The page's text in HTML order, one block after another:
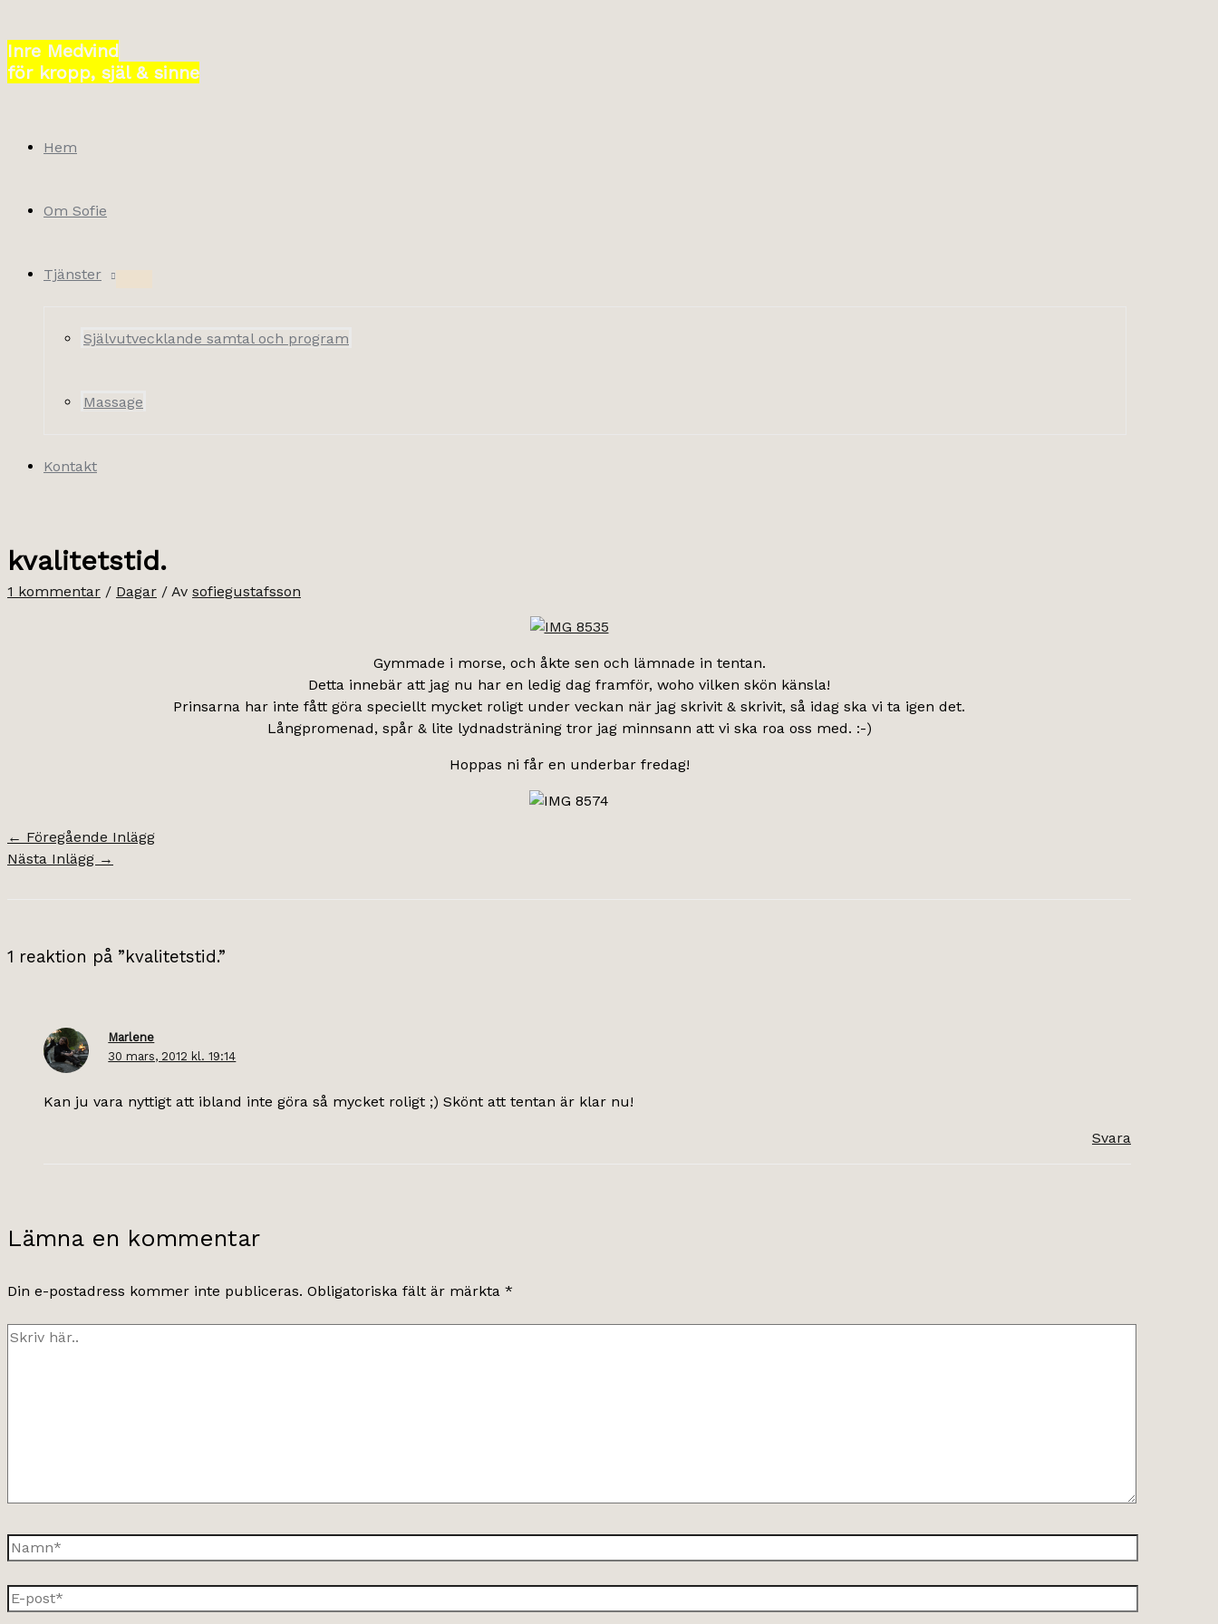
till
innehåll
Inre Medvind
för kropp, själ & sinne
Hem
Om Sofie
Tjänster
Självutvecklande samtal och program
Massage
Kontakt
kvalitetstid.
1 kommentar / Dagar / Av sofiegustafsson
Gymmade i morse, och åkte sen och lämnade in tentan.
Detta innebär att jag nu har en ledig dag framför, woho vilken skön känsla!
Prinsarna har inte fått göra speciellt mycket roligt under veckan när jag skrivit & skrivit, så idag ska vi ta igen det.
Långpromenad, spår & lite lydnadsträning tror jag minnsann att vi ska roa oss med. :-)
Hoppas ni får en underbar fredag!
← Föregående Inlägg
Nästa Inlägg →
1 reaktion på ”kvalitetstid.”
Marlene
30 mars, 2012 kl. 19:14
Kan ju vara nyttigt att ibland inte göra så mycket roligt ;) Skönt att tentan är klar nu!
Svara
Lämna en kommentar
Din e-postadress kommer inte publiceras. Obligatoriska fält är märkta *
Skriv
Namn*
E-
post*